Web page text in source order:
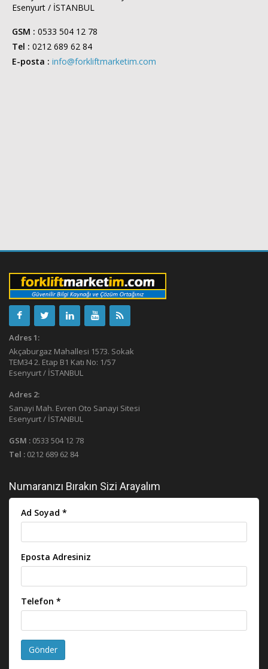
Esenyurt / İSTANBUL
GSM : 0533 504 12 78
Tel : 0212 689 62 84
E-posta : info@forkliftmarketim.com
Adres 1:
Akçaburgaz Mahallesi 1573. Sokak
TEM34 2. Etap B1 Katı No: 1/57
Esenyurt / İSTANBUL
Adres 2:
Sanayi Mah. Evren Oto Sanayi Sitesi
Esenyurt / İSTANBUL
GSM : 0533 504 12 78
Tel : 0212 689 62 84
Numaranızı Bırakın Sizi Arayalım
Ad Soyad *
Eposta Adresiniz
Telefon *
Gönder